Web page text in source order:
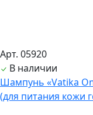
Арт. 05920
В наличии
Шампунь «Vatika
(для питания кожи